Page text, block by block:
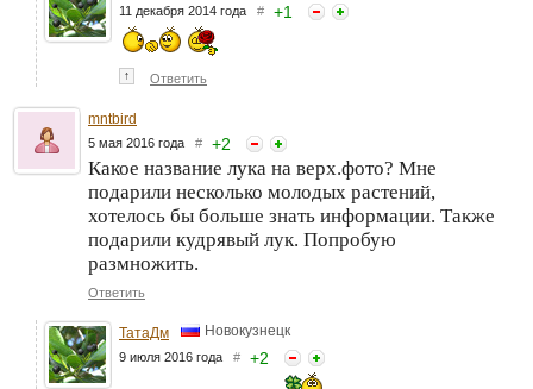
11 декабря 2014 года # +1
↑ Ответить
mntbird
5 мая 2016 года # +2
Какое название лука на верх.фото? Мне
подарили несколько молодых растений,
хотелось бы больше знать информации. Также
подарили кудрявый лук. Попробую
размножить.
Ответить
ТатаДм Новокузнецк
9 июля 2016 года # +2